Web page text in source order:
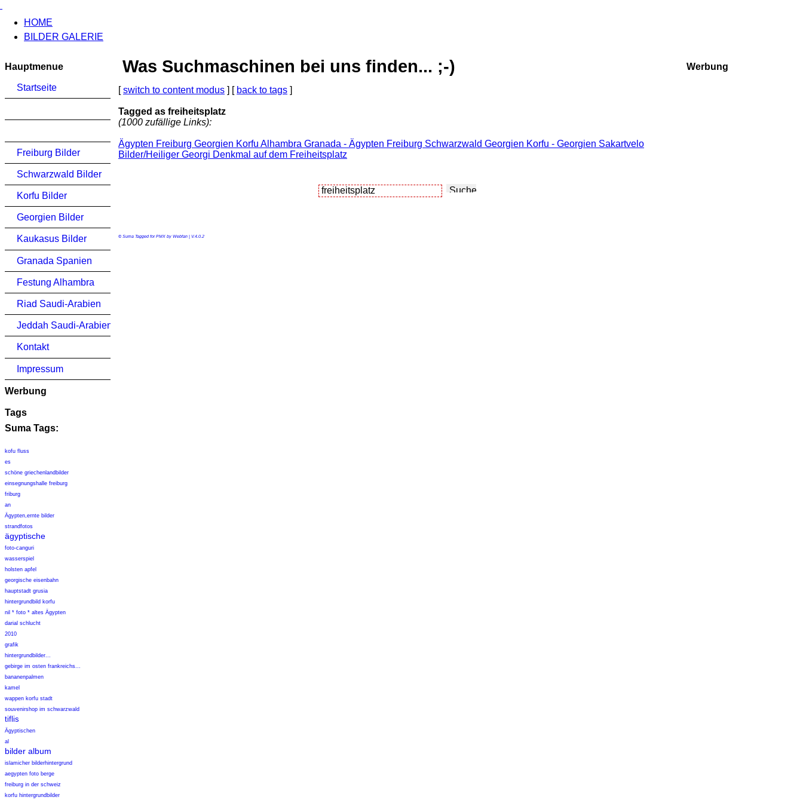
HOME
BILDER GALERIE
Hauptmenue
Startseite
Freiburg Bilder
Schwarzwald Bilder
Korfu Bilder
Georgien Bilder
Kaukasus Bilder
Granada Spanien
Festung Alhambra
Riad Saudi-Arabien
Jeddah Saudi-Arabien
Kontakt
Impressum
Werbung
Tags
Suma Tags:
kofu fluss
es
schöne griechenlandbilder
einsegnungshalle freiburg
friburg
an
Ägypten,ernte bilder
strandfotos
ägyptische
foto-canguri
wasserspiel
holsten apfel
georgische eisenbahn
hauptstadt grusia
hintergrundbild korfu
nil * foto * altes Ägypten
darial schlucht
2010
grafik
hintergrundbilder...
gebirge im osten frankreichs...
bananenpalmen
kamel
wappen korfu stadt
souvenirshop im schwarzwald
tiflis
Ägyptischen
al
bilder album
islamicher bilderhintergrund
aegypten foto berge
freiburg in der schweiz
korfu hintergrundbilder
Was Suchmaschinen bei uns finden... ;-)
[switch to content modus ] [ back to tags ]
Tagged as freiheitsplatz
(1000 zufällige Links):
Ägypten Freiburg Georgien Korfu Alhambra Granada - Ägypten Freiburg Schwarzwald Georgien Korfu - Georgien Sakartvelo
Bilder/Heiliger Georgi Denkmal auf dem Freiheitsplatz
© Suma Tagged for PMX by Webfan | V.4.0.2
Werbung